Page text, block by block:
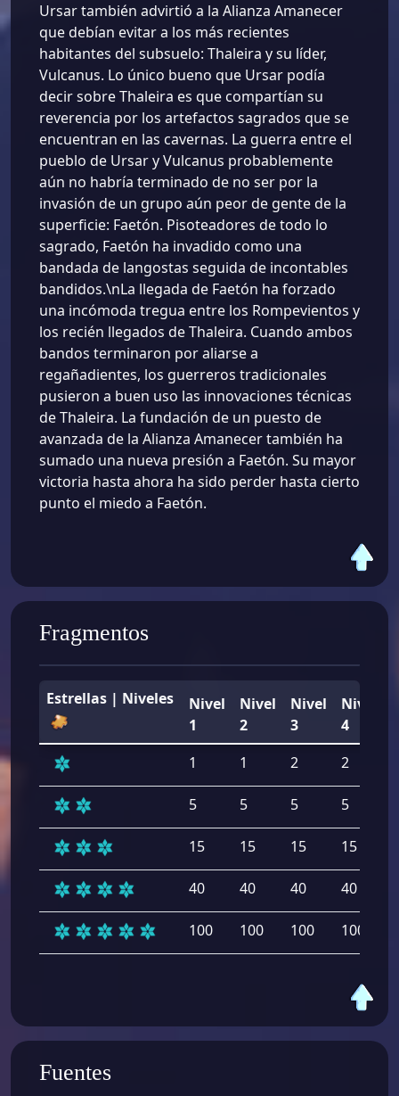
Ursar también advirtió a la Alianza Amanecer
que debían evitar a los más recientes
habitantes del subsuelo: Thaleira y su líder,
Vulcanus. Lo único bueno que Ursar podía
decir sobre Thaleira es que compartían su
reverencia por los artefactos sagrados que se
encuentran en las cavernas. La guerra entre el
pueblo de Ursar y Vulcanus probablemente
aún no habría terminado de no ser por la
invasión de un grupo aún peor de gente de la
superficie: Faetón. Pisoteadores de todo lo
sagrado, Faetón ha invadido como una
bandada de langostas seguida de incontables
bandidos.\nLa llegada de Faetón ha forzado
una incómoda tregua entre los Rompevientos y
los recién llegados de Thaleira. Cuando ambos
bandos terminaron por aliarse a
regañadientes, los guerreros tradicionales
pusieron a buen uso las innovaciones técnicas
de Thaleira. La fundación de un puesto de
avanzada de la Alianza Amanecer también ha
sumado una nueva presión a Faetón. Su mayor
victoria hasta ahora ha sido perder hasta cierto
punto el miedo a Faetón.
Fragmentos
Estrellas | Niveles
Nivel
1
Nivel
2
Nivel
3
Nivel
4
1
1 2 2
5 5 5 5
15 15 15 15
40 40 40 40
100 100 100 100
Fuentes